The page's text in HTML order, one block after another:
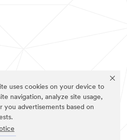
uses cookies on your device to
navigation, analyze site usage,
you advertisements based on